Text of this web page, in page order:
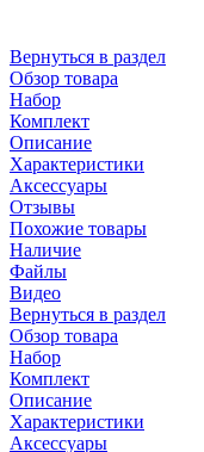
Вернуться в раздел
Обзор товара
Набор
Комплект
Описание
Характеристики
Аксессуары
Отзывы
Похожие товары
Наличие
Файлы
Видео
Вернуться в раздел
Обзор товара
Набор
Комплект
Описание
Характеристики
Аксессуары